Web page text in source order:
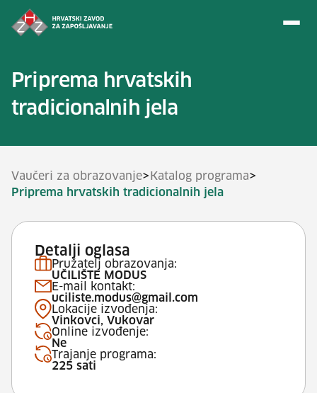
Priprema hrvatskih
tradicionalnih jela
Vaučeri za obrazovanje> Katalog programa>
Priprema hrvatskih tradicionalnih jela
Detalji oglasa
Pružatelj obrazovanja:
UČILIŠTE MODUS
E-mail kontakt:
uciliste.modus@gmail.com
Lokacije izvođenja:
Vinkovci, Vukovar
Online izvođenje:
Ne
Trajanje programa:
225 sati